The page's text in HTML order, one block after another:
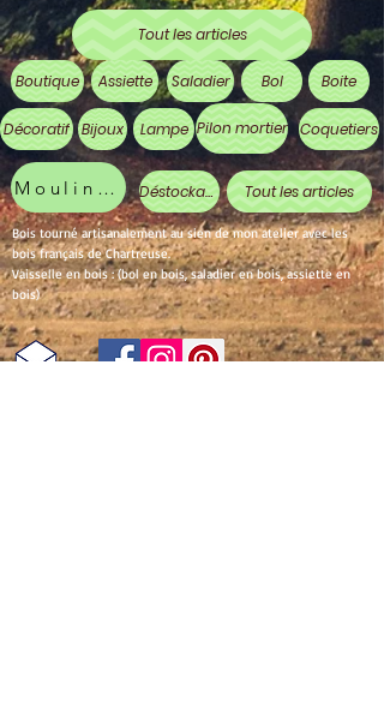
Tout les articles
Boutique Assiette Saladier Bol Boite
Décoratif Bijoux Lampe Pilon mortier Coquetiers
Moulin à poivre Déstockage Tout les articles
Bois tourné artisanalement au sien de mon atelier avec les
bois français de Chartreuse.
Vaisselle en bois : (bol en bois, saladier en bois, assiette en
bois)